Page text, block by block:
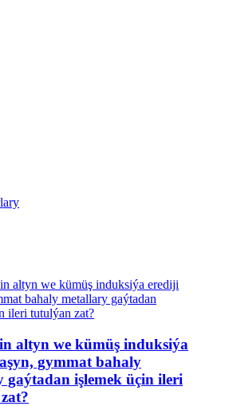
altyn we kümüş induksiýa
gymmat bahaly
gaýtadan işlemek üçin ileri